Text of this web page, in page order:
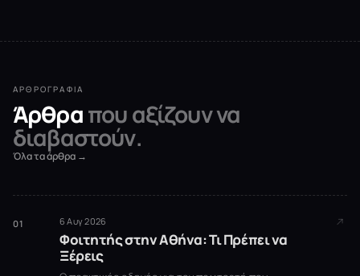
ΑΡΘΡΟΓΡΑΦΊΑ
Άρθραπου αξίζουν να
διαβαστούν.
Όλα τα άρθρα →
01 6 Αυγ 2026
Φοιτητής στην Αθήνα: Τι Πρέπει να
Ξέρεις